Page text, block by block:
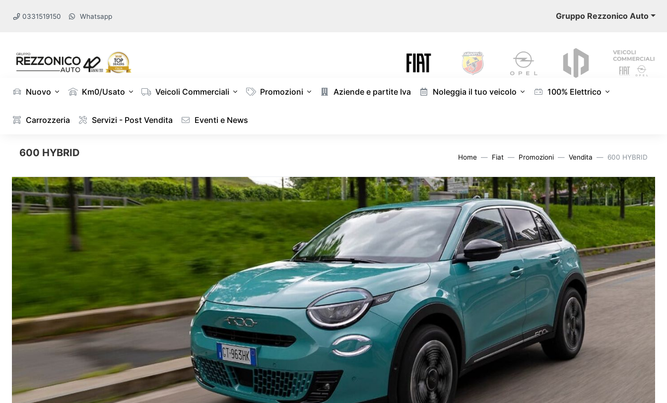
0331519150 Whatsapp Gruppo Rezzonico Auto
Nuovo Km0/Usato Veicoli Commerciali Promozioni Aziende e partite Iva Noleggia il tuo veicolo 100% Elettrico
Carrozzeria Servizi - Post Vendita Eventi e News
600 HYBRID Home Fiat Promozioni Vendita 600 HYBRID